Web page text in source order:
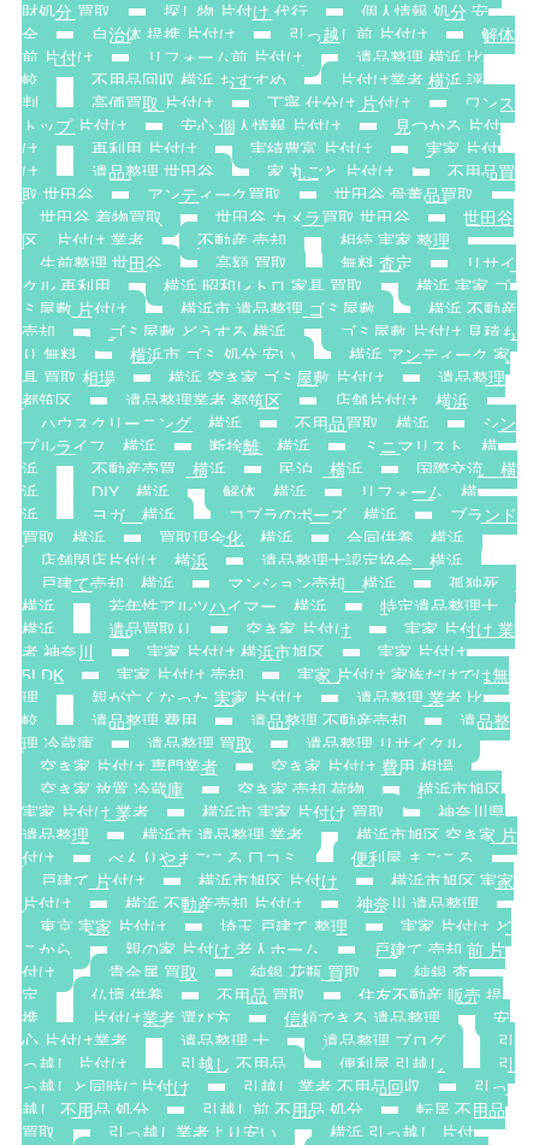
財処分 買取
探し物 片付け 代行
個人情報 処分 安
全
自治体 提携 片付け 引っ越し前 片付け
解体
前 片付け
リフォーム前 片付け
遺品整理 横浜 比
較
不用品回収 横浜 おすすめ
片付け業者 横浜 評
判
高価買取 片付け 丁寧 仕分け 片付け
ワンス
トップ 片付け
安心 個人情報 片付け
見つかる 片付
け
再利用 片付け 実績豊富 片付け
実家 片付
け
遺品整理 世田谷 家 丸ごと 片付け
不用品買
取 世田谷
アンティーク買取
世田谷 骨董品買取
世田谷 着物買取
世田谷 カメラ買取 世田谷
世田谷
区 片付け 業者
不動産 売却
相続 実家 整理
生前整理 世田谷
高額 買取 無料 査定
リサイ
クル 再利用
横浜 昭和レトロ 家具 買取
横浜 実家 ゴ
ミ屋敷 片付け
横浜市 遺品整理 ゴミ屋敷
横浜 不動産
売却
ゴミ屋敷 どうする 横浜
ゴミ屋敷 片付け 見積も
り 無料
横浜市 ゴミ 処分 安い
横浜 アンティーク 家
具 買取 相場
横浜 空き家 ゴミ屋敷 片付け
遺品整理
都筑区
遺品整理業者 都筑区
店舗片付け 横浜
ハウスクリーニング 横浜
不用品買取 横浜
シン
プルライフ 横浜
断捨離 横浜
ミニマリスト 横
浜
不動産売買 横浜 民泊 横浜
国際交流 横
浜
DIY 横浜 解体 横浜
リフォーム 横
浜
ヨガ 横浜 コブラのポーズ 横浜
ブランド
買取 横浜
買取現金化 横浜
合同供養 横浜
店舗閉店片付け 横浜
遺品整理士認定協会 横浜
戸建て売却 横浜
マンション売却 横浜
孤独死
横浜
若年性アルツハイマー 横浜
特定遺品整理士
横浜
遺品買取り 空き家 片付け
実家 片付け 業
者 神奈川
実家 片付け 横浜市旭区
実家 片付け
5LDK
実家 片付け 売却
実家 片付け 家族だけでは無
理
親が亡くなった 実家 片付け
遺品整理 業者 比
較
遺品整理 費用 遺品整理 不動産売却
遺品整
理 冷蔵庫
遺品整理 買取
遺品整理 リサイクル
空き家 片付け 専門業者
空き家 片付け 費用 相場
空き家 放置 冷蔵庫
空き家 売却 荷物
横浜市旭区
実家 片付け 業者
横浜市 実家 片付け 買取
神奈川県
遺品整理
横浜市 遺品整理 業者
横浜市旭区 空き家 片
付け
べんりやまごころ 口コミ
便利屋 まごころ
戸建て 片付け
横浜市旭区 片付け
横浜市旭区 実家
片付け
横浜 不動産売却 片付け
神奈川 遺品整理
東京 実家 片付け
埼玉 戸建て 整理
実家 片付け ど
こから
親の家 片付け 老人ホーム
戸建て 売却 前 片
付け
貴金属 買取 純銀 花瓶 買取
純銀 査
定
仏壇 供養 不用品 買取
住友不動産 販売 提
携
片付け業者 選び方 信頼できる 遺品整理
安
心 片付け業者
遺品整理 士 遺品整理 ブログ
引
っ越し 片付け
引越し 不用品 便利屋 引越し
引
っ越しと同時に片付け
引越し 業者 不用品回収
引っ
越し 不用品 処分
引越し前 不用品 処分
転居 不用品
買取
引っ越し業者より安い
横浜 引っ越し 片付